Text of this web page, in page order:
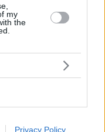
my
the
Privacy Policy